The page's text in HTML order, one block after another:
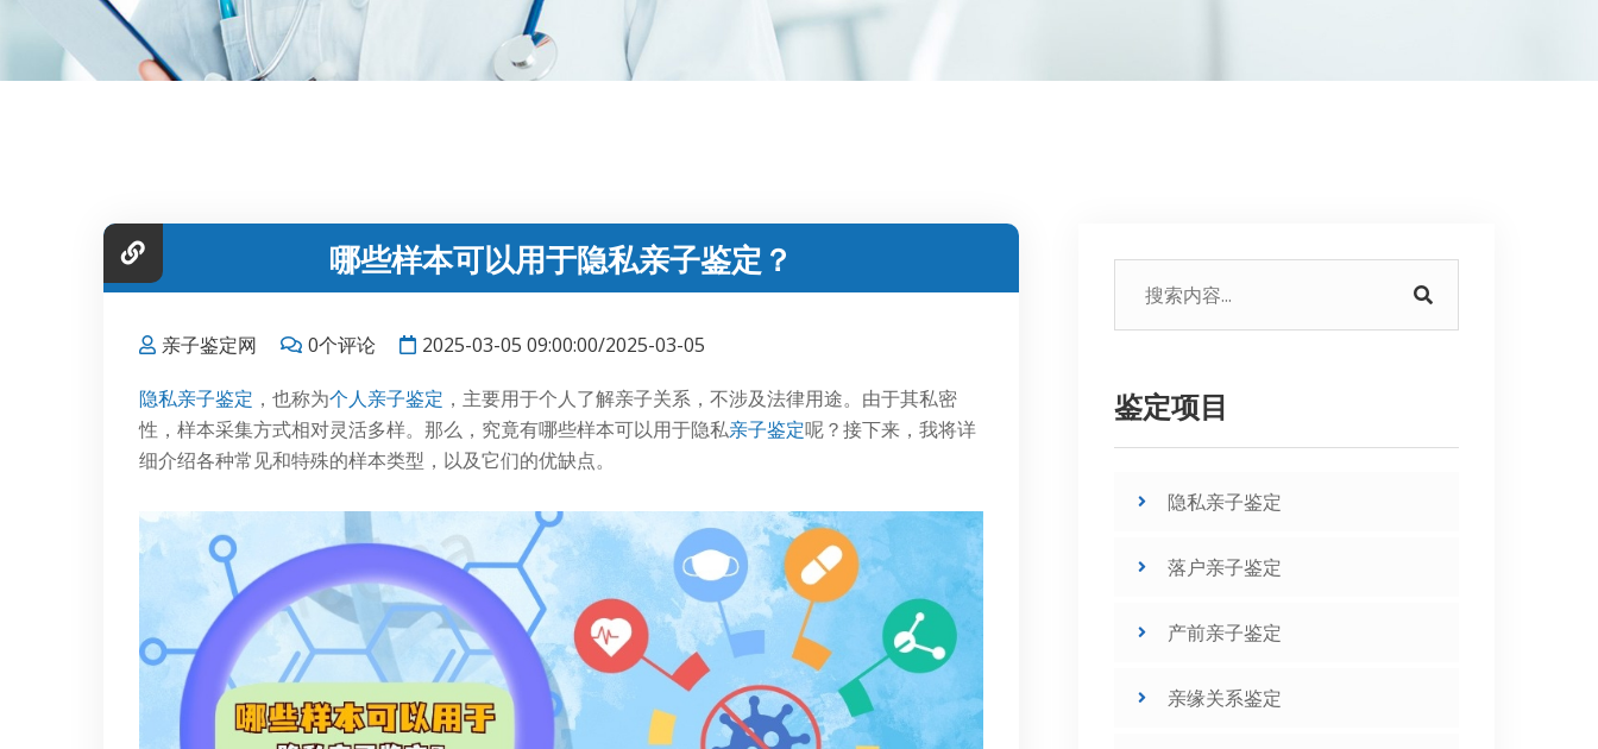
哪些样本可以用于隐私亲子鉴定？
亲子鉴定网 0个评论 2025-03-05 09:00:00/2025-03-05
隐私亲子鉴定 ，也称为个人亲子鉴定 ，主要用于个人了解亲子关系，不涉及法律用途。由于其私密
性，样本采集方式相对灵活多样。那么，究竟有哪些样本可以用于隐私亲子鉴定呢？接下来，我将详
细介绍各种常见和特殊的样本类型，以及它们的优缺点。
鉴定项目
隐私亲子鉴定
落户亲子鉴定
产前亲子鉴定
亲缘关系鉴定